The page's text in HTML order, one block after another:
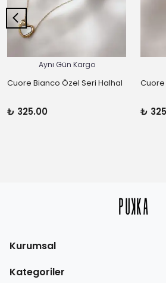
Aynı Gün Kargo
Cuore Bianco Özel Seri Halhal
₺ 325.00
Cuore
₺
Kurumsal
Kategoriler